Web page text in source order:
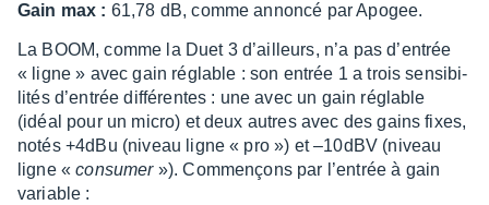
Gain max : 61,78 dB, comme annoncé par Apogee.
La BOOM, comme la Duet 3 d’ailleurs, n’a pas d’en­trée
« ligne » avec gain réglable : son entrée 1 a trois sensi­bi­
li­tés d’en­trée diffé­rentes : une avec un gain réglable
(idéal pour un micro) et deux autres avec des gains fixes,
notés +4dBu (niveau ligne « pro ») et –10dBV (niveau
ligne «consu­mer»). Commençons par l’en­trée à gain
variable :